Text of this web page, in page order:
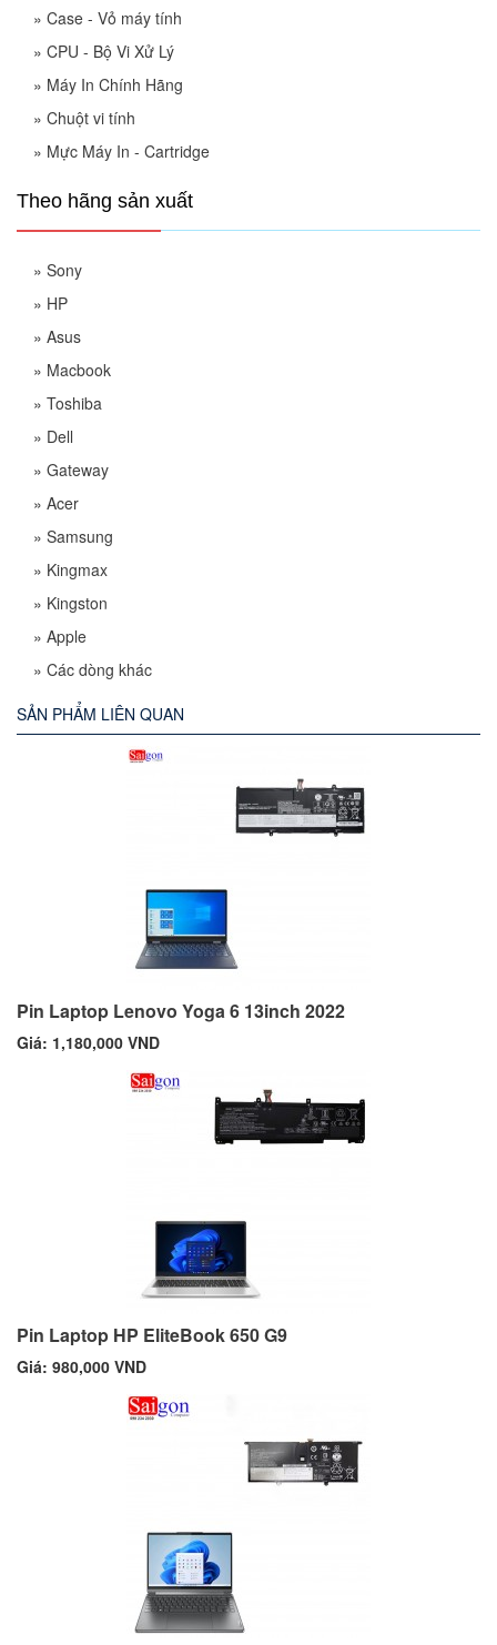
» Case - Vỏ máy tính
» CPU - Bộ Vi Xử Lý
» Máy In Chính Hãng
» Chuột vi tính
» Mực Máy In - Cartridge
Theo hãng sản xuất
» Sony
» HP
» Asus
» Macbook
» Toshiba
» Dell
» Gateway
» Acer
» Samsung
» Kingmax
» Kingston
» Apple
» Các dòng khác
SẢN PHẨM LIÊN QUAN
Pin Laptop Lenovo Yoga 6 13inch 2022
Giá: 1,180,000 VND
Pin Laptop HP EliteBook 650 G9
Giá: 980,000 VND